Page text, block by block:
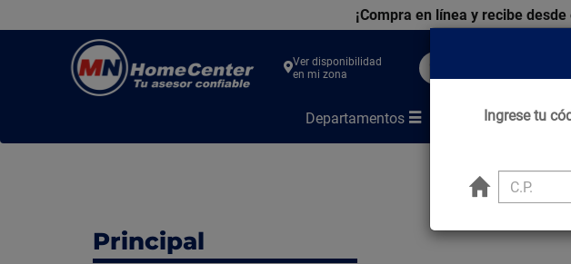
¡Compra en línea y recibe
Center
Ver disponibilidad
en mi zona
Departamentos Marcas
Principal
Ingrese tu